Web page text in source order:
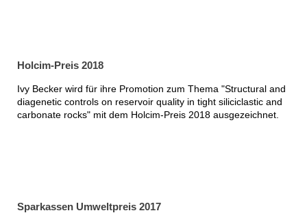
Holcim-Preis 2018
Ivy Becker wird für ihre Promotion zum Thema "Structural and
diagenetic controls on reservoir quality in tight siliciclastic and
carbonate rocks" mit dem Holcim-Preis 2018 ausgezeichnet.
Sparkassen Umweltpreis 2017